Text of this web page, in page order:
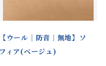
【ウール｜防音｜無地】ソ
フィア(ベージュ)